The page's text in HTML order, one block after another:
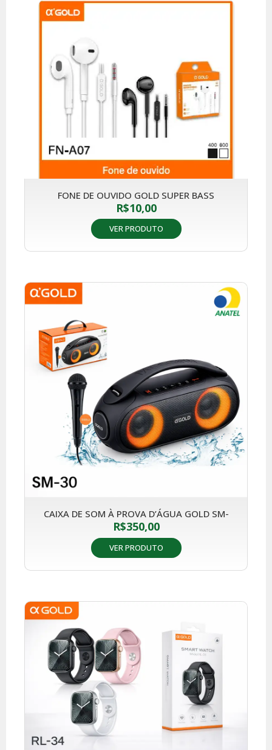
FONE DE OUVIDO GOLD SUPER BASS
R$10,00
VER PRODUTO
CAIXA DE SOM À PROVA D’ÁGUA GOLD SM-
R$350,00
VER PRODUTO